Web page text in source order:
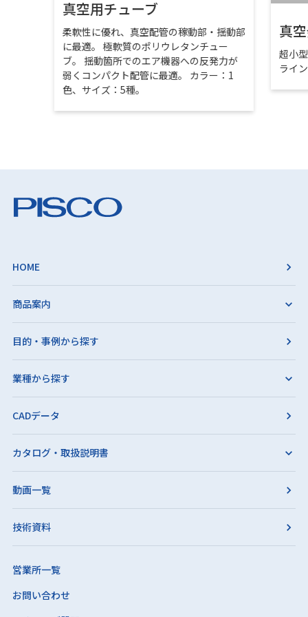
真空用チューブ
柔軟性に優れ、真空配管の稼動部・揺動部
に最適。 極軟質のポリウレタンチュー
ブ。 揺動箇所でのエア機器への反発力が
弱くコンパクト配管に最適。 カラー：1
色、サイズ：5種。
真
超小
ライ
HOME
商品案内
目的・事例から探す
業種から探す
CADデータ
カタログ・取扱説明書
動画一覧
技術資料
営業所一覧
お問い合わせ